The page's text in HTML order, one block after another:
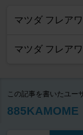
マツダ フレア
マツダ フレア
この記事を書いたユー
885KAMOME